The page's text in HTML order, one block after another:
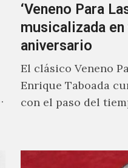
‘Veneno Para
musicalizada en
aniversario
El clásico Veneno
Enrique Taboada
con el paso del